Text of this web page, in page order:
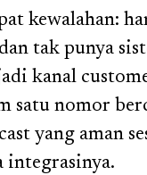
kewalahan:
tak punya
kanal
satu nomor
yang aman
integrasinya.